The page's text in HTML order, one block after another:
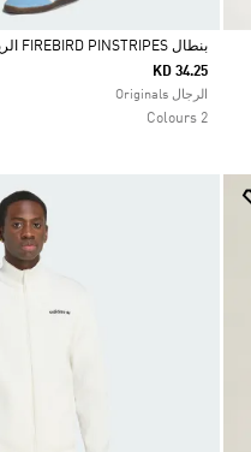
Selected
بنطال FIREBIRD PINSTRIPES الرياضي
KD 34.25
الرجال Originals
2 Colours